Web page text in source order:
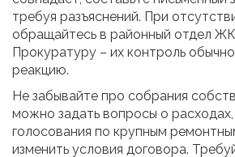
требуя разъяснений. При
обращайтесь в районный отдел
Прокуратуру – их контроль
реакцию.
Не забывайте про собрания
можно задать вопросы о
голосования по крупным
изменить условия договора.